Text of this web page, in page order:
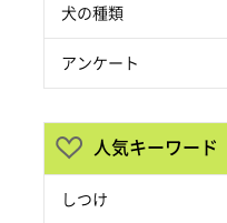
犬の種類
アンケート
人気キーワード
しつけ